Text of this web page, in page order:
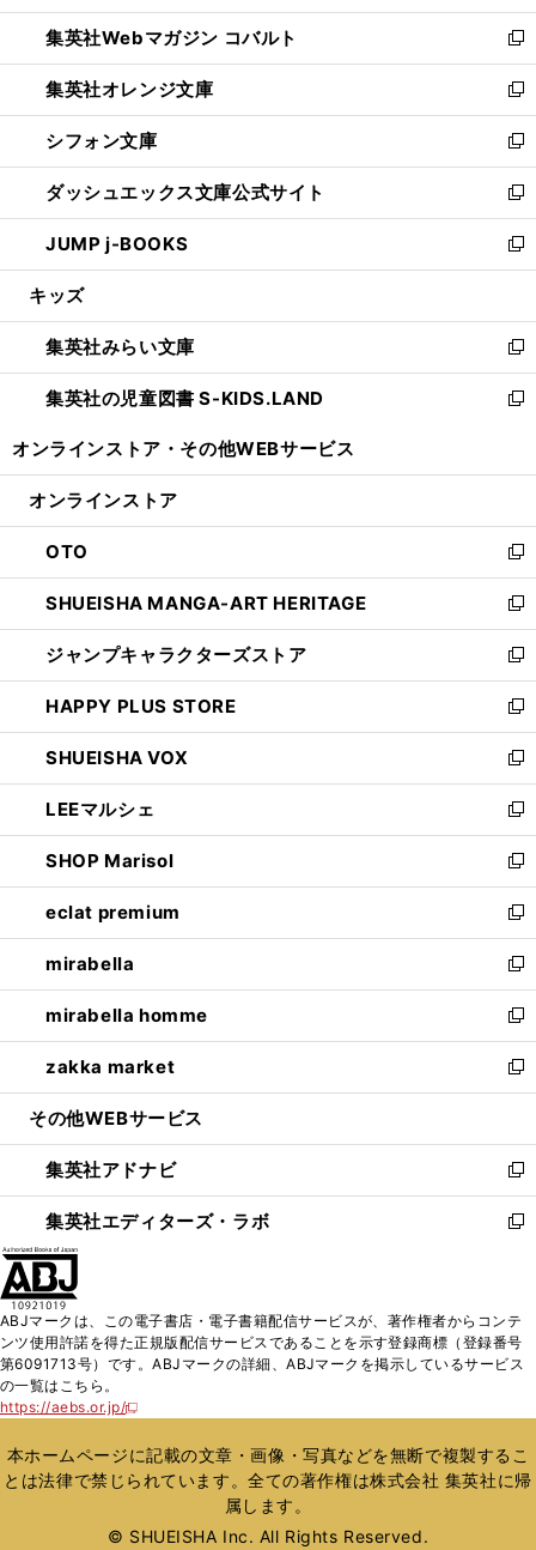
開
く
ウ
で
開
く
ン
ド
ウ
で
開
く
ウ
ィ
ン
ド
ウ
で
開
く
集英社Webマガジン コバルト
新
し
い
ウ
ィ
ン
ド
ウ
で
開
集英社オレンジ文庫
新
し
い
ウ
ィ
ン
ド
ウ
開
く
シフォン文庫
新
し
い
ウ
ィ
ン
ウ
で
開
く
ダッシュエックス文庫公式サイト
新
し
い
ウ
ン
ド
ウ
で
JUMP j-BOOKS
新
し
ウ
ィ
ン
ド
開
キッズ
集英社みらい文庫
新
し
い
ン
ウ
で
開
く
集英社の児童図書 S-KIDS.LAND
新
ウ
ン
ド
ウ
で
開
く
オンラインストア・ その他WEBサービス
オンラインストア
OTO
新
し
い
ウ
ィ
ン
ド
ウ
で
開
く
SHUEISHA MANGA-ART HERITAGE
新
し
い
ウ
ィ
ン
ド
ウ
で
開
く
ジャンプキャラクターズストア
新
し
い
ウ
ィ
ン
ド
ウ
で
開
く
HAPPY PLUS STORE
新
し
い
ウ
ィ
ン
ド
ウ
で
開
く
SHUEISHA VOX
新
し
い
ウ
ィ
ン
ド
ウ
で
開
く
LEEマルシェ
新
し
い
ウ
ィ
ン
ド
ウ
で
開
く
SHOP Marisol
新
し
い
ウ
ィ
ン
ド
ウ
で
開
eclat premium
新
し
い
ウ
ィ
ン
ド
ウ
開
く
mirabella
新
し
い
ウ
ィ
ン
ウ
で
開
く
mirabella homme
新
し
い
ウ
ン
ド
ウ
で
zakka market
新
し
ウ
ィ
ン
ド
く
その他WEBサービス
集英社アドナビ
新
し
い
ド
ウ
で
集英社エディターズ・ラボ
新
ィ
ン
ド
開
く
ABJマークは、この電子書店・電子書籍配信サービスが、著作権者からコンテ
ンツ使用許諾を得た正規版配信サービスであることを示す登録商標（登録番号
第6091713号）です。ABJマークの詳細、ABJマークを掲示しているサービス
の一覧はこちら。
https://aebs.or.jp/
新
い
ウ
ィ
ウ
本ホームページに記載の文章・画像・写真などを無断で複製するこ
とは法律で禁じられています。全ての著作権は株式会社 集英社に帰
属します。
© SHUEISHA Inc. All Rights Reserved.